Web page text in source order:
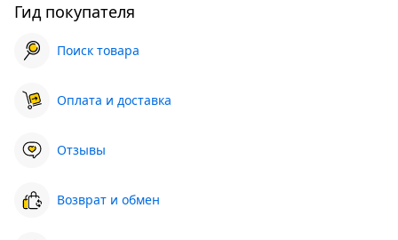
Гид покупателя
Поиск товара
Оплата и доставка
Отзывы
Возврат и обмен